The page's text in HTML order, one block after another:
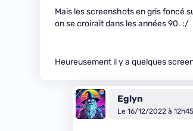
Mais les screenshots en gris foncé
on se croirait dans les années 90. :/
Heureusement il y a quelques
Eglyn
Le 16/12/2022 à 12h45